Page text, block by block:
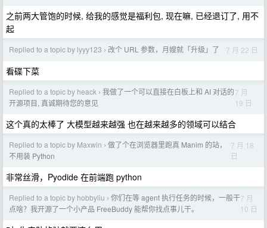
之前两大管饱的时候, 给我的感觉是福利包, 现在嘛, 已经退订了, 用不
起
Replied to a topic by lyyy123 › 改个 URL 参数，月嫂就「升级」了 7 月 22 日
看碟下菜
Replied to a topic by heack › 我做了一个可以直接在白板上和 AI 对话的
开源项目, 真诚期待您的意见
7 月
19 日
这个真的太棒了 大模型越来越强 也在越来越多的领域可以结合
Replied to a topic by Maxwin › 做了个在浏览器里跑真 Manim 的站，
不用装 Python
7 月 18
日
非常丝滑，Pyodide 在前端跑 python
Replied to a topic by hobbyliu › 你们在等 agent 执行任务的时候，一般干
点啥？我开源了一个小产品 FreeBuddy 能帮你找点事儿干。
7 月
10 日